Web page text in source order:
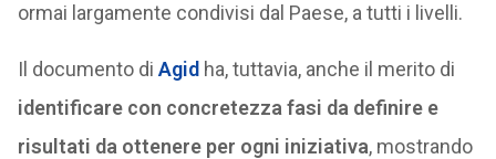
ormai largamente condivisi dal Paese, a tutti i livelli.
Il documento di Agid ha, tuttavia, anche il merito di
identificare con concretezza fasi da definire e
risultati da ottenere per ogni iniziativa, mostrando